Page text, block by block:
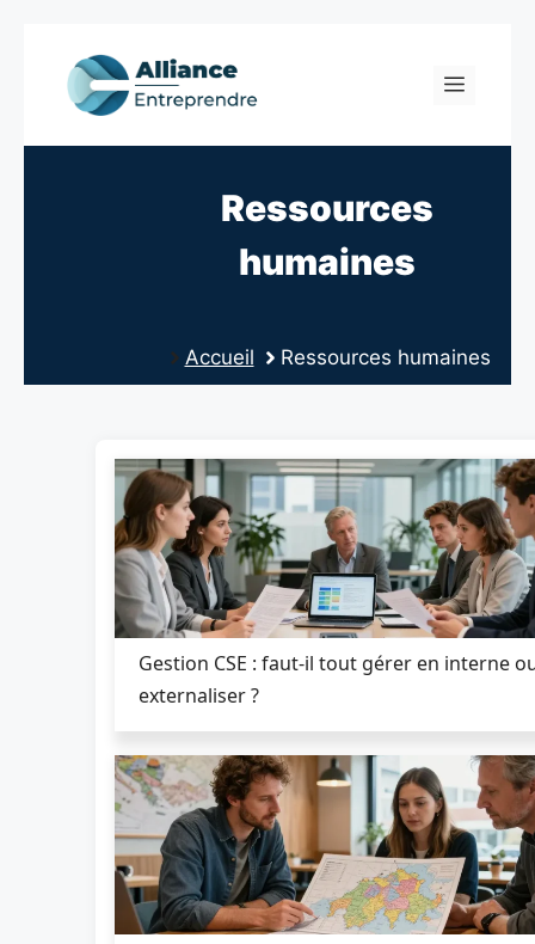
content
Menu
Ressources
humaines
Accueil Ressources humaines
Gestion CSE : faut-il tout gérer en interne
externaliser ?